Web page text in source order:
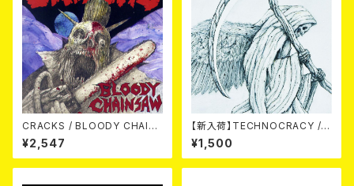
CRACKS / BLOODY CHAIN
SAW (CD)
¥2,547
【新入荷】TECHNOCRACY /T
O HELL/THE END (7"EP)
¥1,500